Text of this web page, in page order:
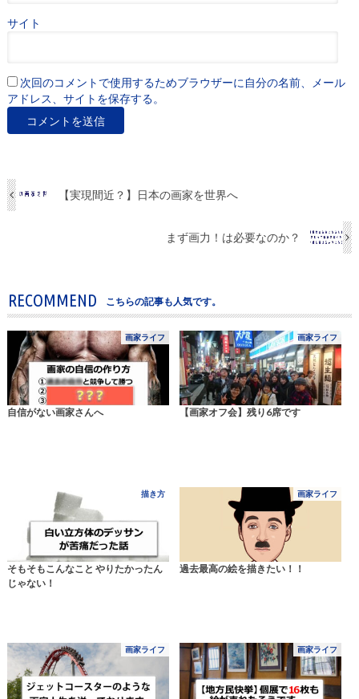
サイト
次回のコメントで使用するためブラウザーに自分の名前、メール
アドレス、サイトを保存する。
【実現間近？】日本の画家を世界へ
まず画力！は必要なのか？
RECOMMEND こちらの記事も人気です。
画家ライフ
自信がない画家さんへ
画家ライフ
【画家オフ会】残り6席です
描き方
そもそもこんなこと やりたかったん
じゃない！
画家ライフ
過去最高の絵を描きたい！！
画家ライフ 画家ライフ